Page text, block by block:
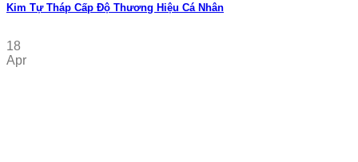
Kim Tự Tháp Cấp Độ Thương Hiệu Cá Nhân
18
Apr